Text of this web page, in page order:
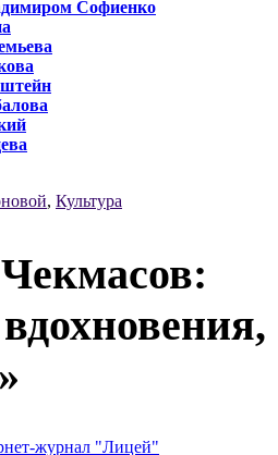
Софиенко
, Культура
журнал "Лицей"